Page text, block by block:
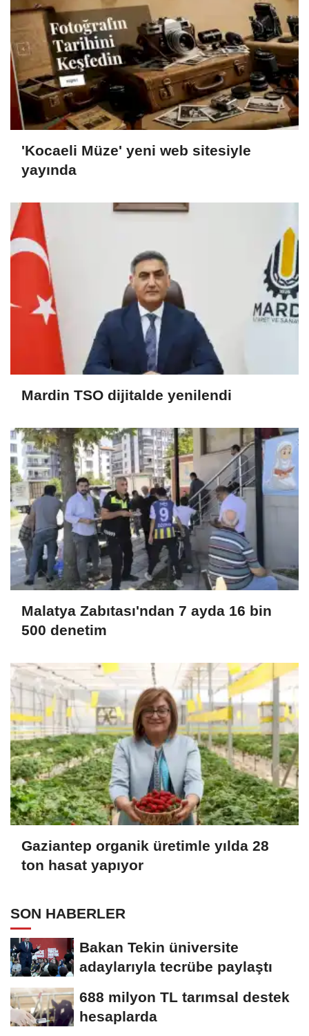
'Kocaeli Müze' yeni web sitesiyle
yayında
Mardin TSO dijitalde yenilendi
Malatya Zabıtası'ndan 7 ayda 16 bin
500 denetim
Gaziantep organik üretimle yılda 28
ton hasat yapıyor
SON HABERLER
Bakan Tekin üniversite
adaylarıyla tecrübe paylaştı
688 milyon TL tarımsal destek
hesaplarda